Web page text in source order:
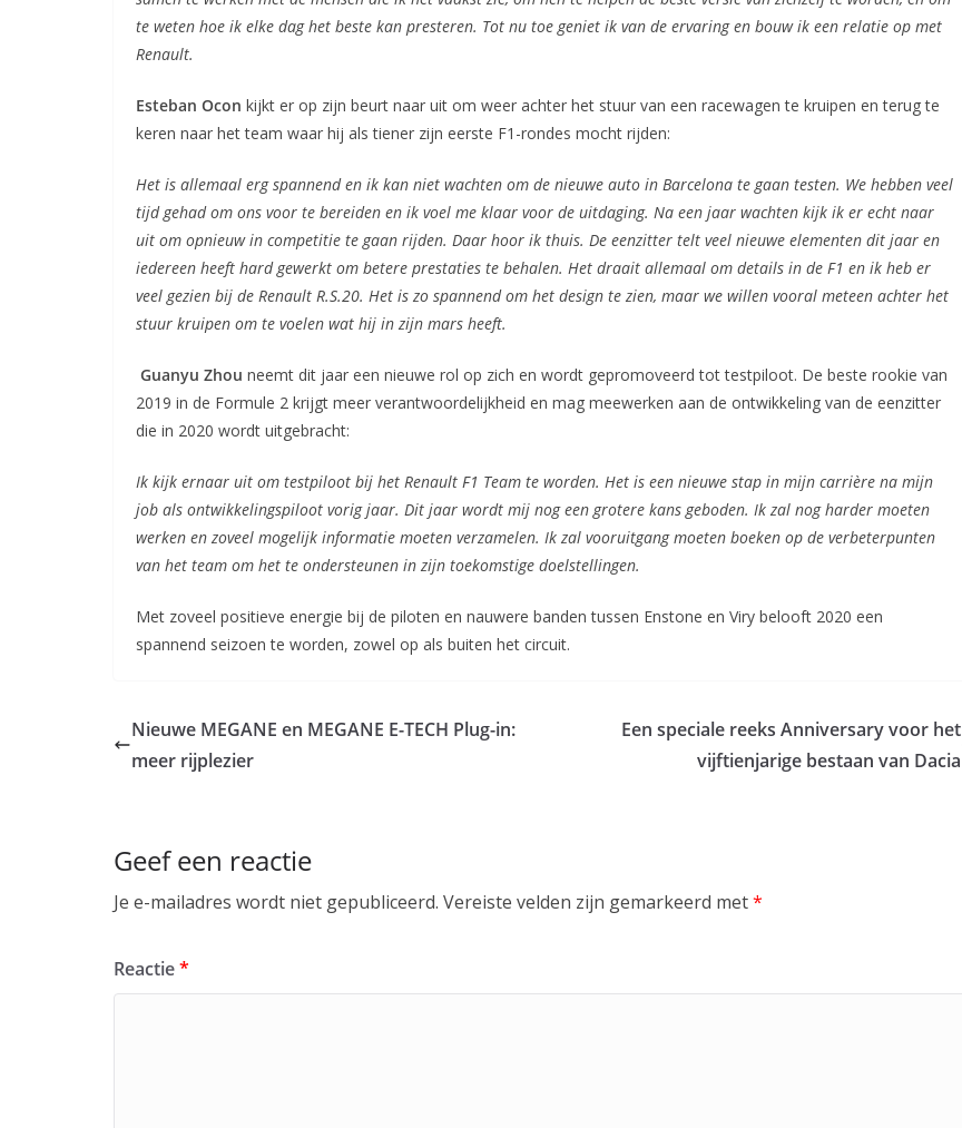
te weten hoe ik elke dag het beste kan presteren. Tot nu toe geniet ik van de ervaring en bouw ik een relatie op met
Renault.
Esteban Ocon kijkt er op zijn beurt naar uit om weer achter het stuur van een racewagen te kruipen en terug te
keren naar het team waar hij als tiener zijn eerste F1-rondes mocht rijden:
Het is allemaal erg spannend en ik kan niet wachten om de nieuwe auto in Barcelona te gaan testen. We hebben veel
tijd gehad om ons voor te bereiden en ik voel me klaar voor de uitdaging. Na een jaar wachten kijk ik er echt naar
uit om opnieuw in competitie te gaan rijden. Daar hoor ik thuis. De eenzitter telt veel nieuwe elementen dit jaar en
iedereen heeft hard gewerkt om betere prestaties te behalen. Het draait allemaal om details in de F1 en ik heb er
veel gezien bij de Renault R.S.20. Het is zo spannend om het design te zien, maar we willen vooral meteen achter het
stuur kruipen om te voelen wat hij in zijn mars heeft.
Guanyu Zhou neemt dit jaar een nieuwe rol op zich en wordt gepromoveerd tot testpiloot. De beste rookie van
2019 in de Formule 2 krijgt meer verantwoordelijkheid en mag meewerken aan de ontwikkeling van de eenzitter
die in 2020 wordt uitgebracht:
Ik kijk ernaar uit om testpiloot bij het Renault F1 Team te worden. Het is een nieuwe stap in mijn carrière na mijn
job als ontwikkelingspiloot vorig jaar. Dit jaar wordt mij nog een grotere kans geboden. Ik zal nog harder moeten
werken en zoveel mogelijk informatie moeten verzamelen. Ik zal vooruitgang moeten boeken op de verbeterpunten
van het team om het te ondersteunen in zijn toekomstige doelstellingen.
Met zoveel positieve energie bij de piloten en nauwere banden tussen Enstone en Viry belooft 2020 een
spannend seizoen te worden, zowel op als buiten het circuit.
Nieuwe MEGANE en MEGANE E-TECH Plug-in:
meer rijplezier
Een speciale reeks Anniversary voor het
vijftienjarige bestaan van Dacia
Geef een reactie
Je e-mailadres wordt niet gepubliceerd. Vereiste velden zijn gemarkeerd met*
Reactie*